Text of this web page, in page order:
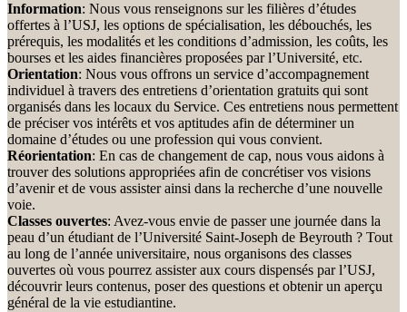
Information: Nous vous renseignons sur les filières d’études
offertes à l’USJ, les options de spécialisation, les débouchés, les
prérequis, les modalités et les conditions d’admission, les coûts, les
bourses et les aides financières proposées par l’Université, etc.
Orientation: Nous vous offrons un service d’accompagnement
individuel à travers des entretiens d’orientation gratuits qui sont
organisés dans les locaux du Service. Ces entretiens nous permettent
de préciser vos intérêts et vos aptitudes afin de déterminer un
domaine d’études ou une profession qui vous convient.
Réorientation: En cas de changement de cap, nous vous aidons à
trouver des solutions appropriées afin de concrétiser vos visions
d’avenir et de vous assister ainsi dans la recherche d’une nouvelle
voie.
Classes ouvertes: Avez-vous envie de passer une journée dans la
peau d’un étudiant de l’Université Saint-Joseph de Beyrouth ? Tout
au long de l’année universitaire, nous organisons des classes
ouvertes où vous pourrez assister aux cours dispensés par l’USJ,
découvrir leurs contenus, poser des questions et obtenir un aperçu
général de la vie estudiantine.